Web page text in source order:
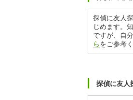
探偵に友人
じめます。
ですが、自
らをご参考
探偵に友人